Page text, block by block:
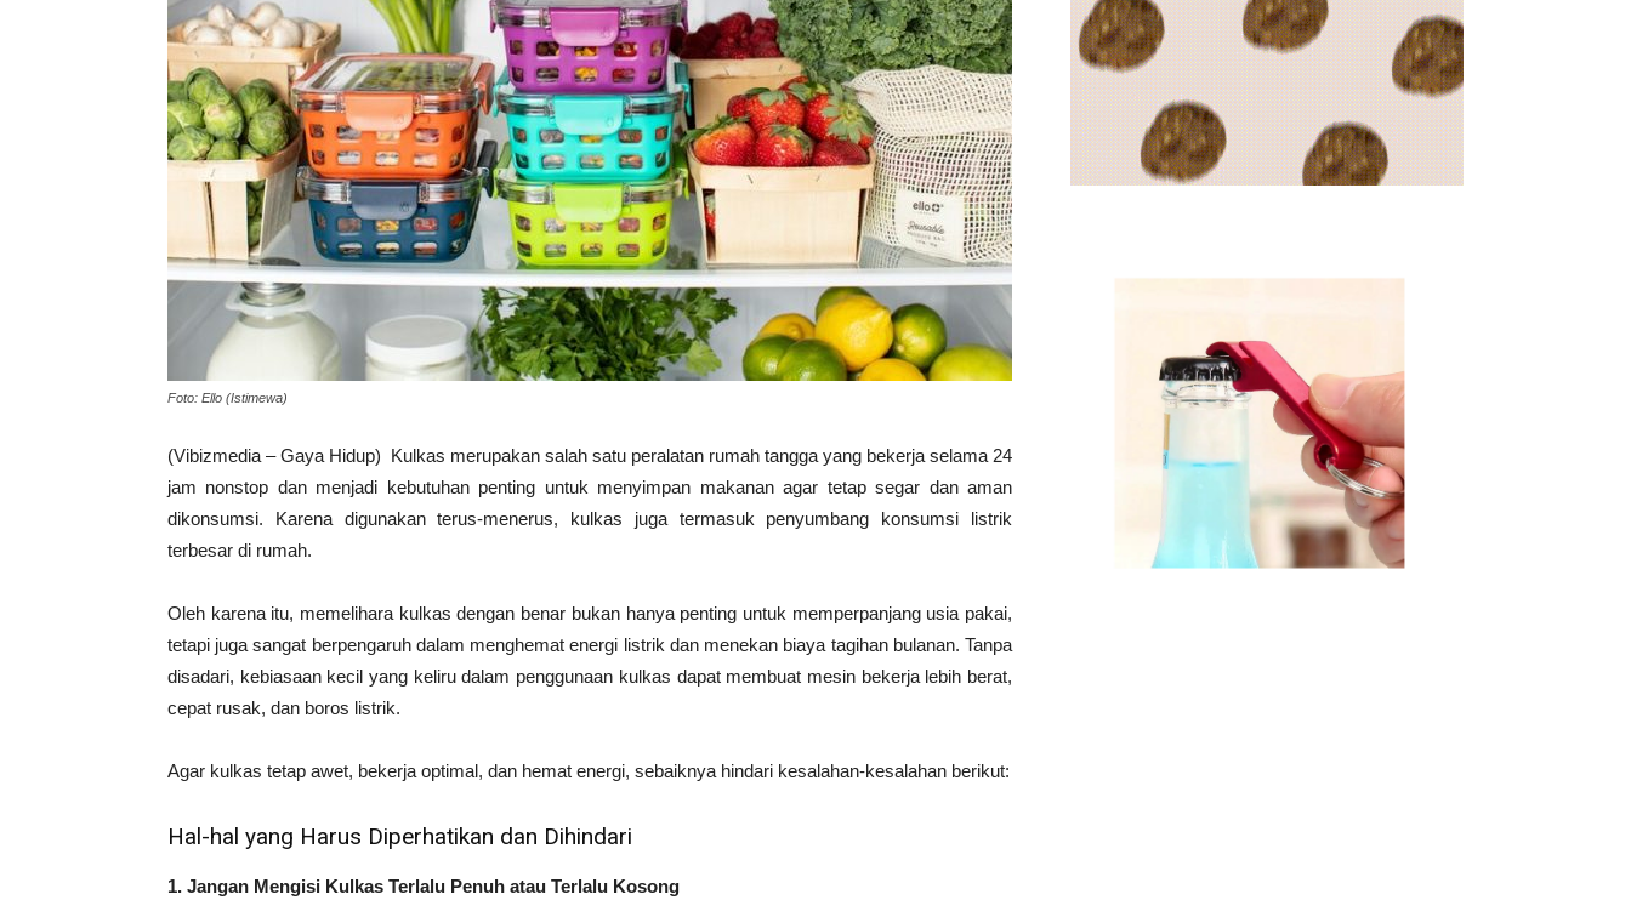
Foto: Ello (Istimewa)
(Vibizmedia – Gaya Hidup) Kulkas merupakan salah satu peralatan rumah tangga yang bekerja selama 24
jam nonstop dan menjadi kebutuhan penting untuk menyimpan makanan agar tetap segar dan aman
dikonsumsi. Karena digunakan terus-menerus, kulkas juga termasuk penyumbang konsumsi listrik
terbesar di rumah.
Oleh karena itu, memelihara kulkas dengan benar bukan hanya penting untuk memperpanjang usia pakai,
tetapi juga sangat berpengaruh dalam menghemat energi listrik dan menekan biaya tagihan bulanan. Tanpa
disadari, kebiasaan kecil yang keliru dalam penggunaan kulkas dapat membuat mesin bekerja lebih berat,
cepat rusak, dan boros listrik.
Agar kulkas tetap awet, bekerja optimal, dan hemat energi, sebaiknya hindari kesalahan-kesalahan berikut:
Hal-hal yang Harus Diperhatikan dan Dihindari
1. Jangan Mengisi Kulkas Terlalu Penuh atau Terlalu Kosong